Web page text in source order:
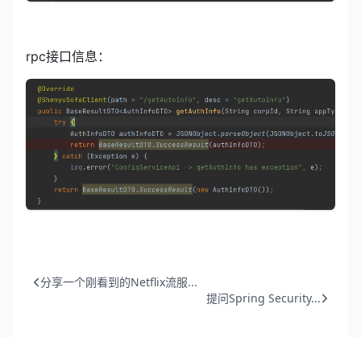
rpc接口信息：
分享一个刚看到的Netflix流服...
提问Spring Security...